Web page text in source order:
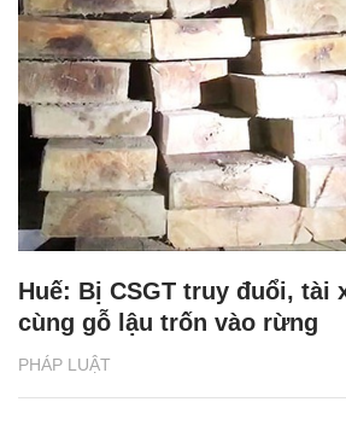
PHÁP LUẬT
Huế: Bị CSGT truy đuổi, tài
cùng gỗ lậu trốn vào rừng